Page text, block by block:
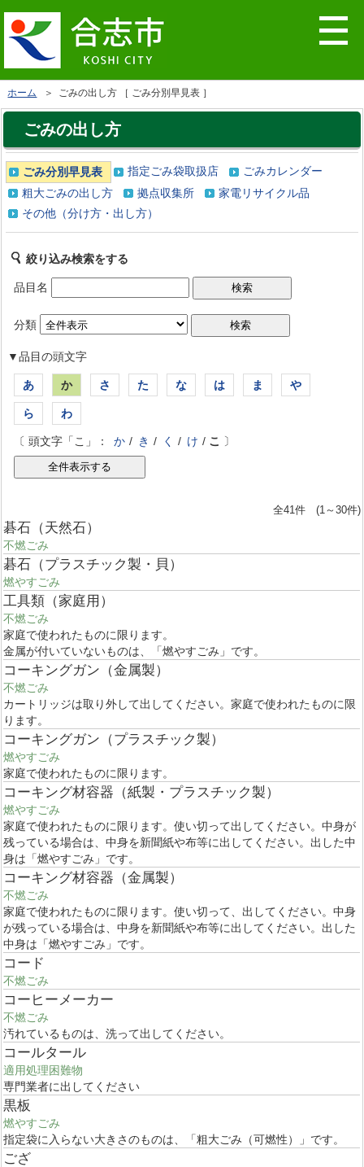
ホーム ＞ ごみの出し方 ［ ごみ分別早見表 ］
ごみの出し方
ごみ分別早見表 指定ごみ袋取扱店
ごみカレンダー
粗大ごみの出し方
拠点収集所
家電リサイクル品
その他（分け方・出し方）
絞り込み検索をする
品目名
分類
▼品目の頭文字
あ か さ た な は ま や
ら わ
〔 頭文字「こ」： か / き / く / け / こ 〕
全41件 (1～30件)
碁石（天然石）
不燃ごみ
碁石（プラスチック製・貝）
燃やすごみ
工具類（家庭用）
不燃ごみ
家庭で使われたものに限ります。
金属が付いていないものは、「燃やすごみ」です。
コーキングガン（金属製）
不燃ごみ
カートリッジは取り外して出してください。家庭で使われたものに限
ります。
コーキングガン（プラスチック製）
燃やすごみ
家庭で使われたものに限ります。
コーキング材容器（紙製・プラスチック製）
燃やすごみ
家庭で使われたものに限ります。使い切って出してください。中身が
残っている場合は、中身を新聞紙や布等に出してください。出した中
身は「燃やすごみ」です。
コーキング材容器（金属製）
不燃ごみ
家庭で使われたものに限ります。使い切って、出してください。中身
が残っている場合は、中身を新聞紙や布等に出してください。出した
中身は「燃やすごみ」です。
コード
不燃ごみ
コーヒーメーカー
不燃ごみ
汚れているものは、洗って出してください。
コールタール
適用処理困難物
専門業者に出してください
黒板
燃やすごみ
指定袋に入らない大きさのものは、「粗大ごみ（可燃性）」です。
ござ